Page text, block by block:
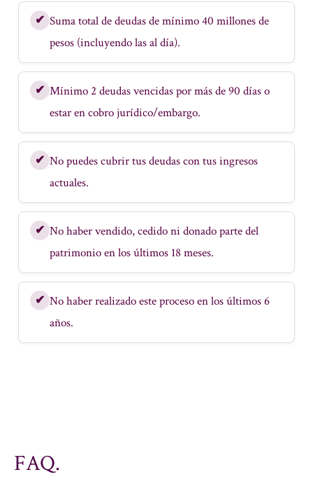
✔ Suma total de deudas de mínimo 40 millones de
pesos (incluyendo las al día).
✔ Mínimo 2 deudas vencidas por más de 90 días o
estar en cobro jurídico/embargo.
✔ No puedes cubrir tus deudas con tus ingresos
actuales.
✔ No haber vendido, cedido ni donado parte del
patrimonio en los últimos 18 meses.
✔ No haber realizado este proceso en los últimos 6
años.
FAQ.